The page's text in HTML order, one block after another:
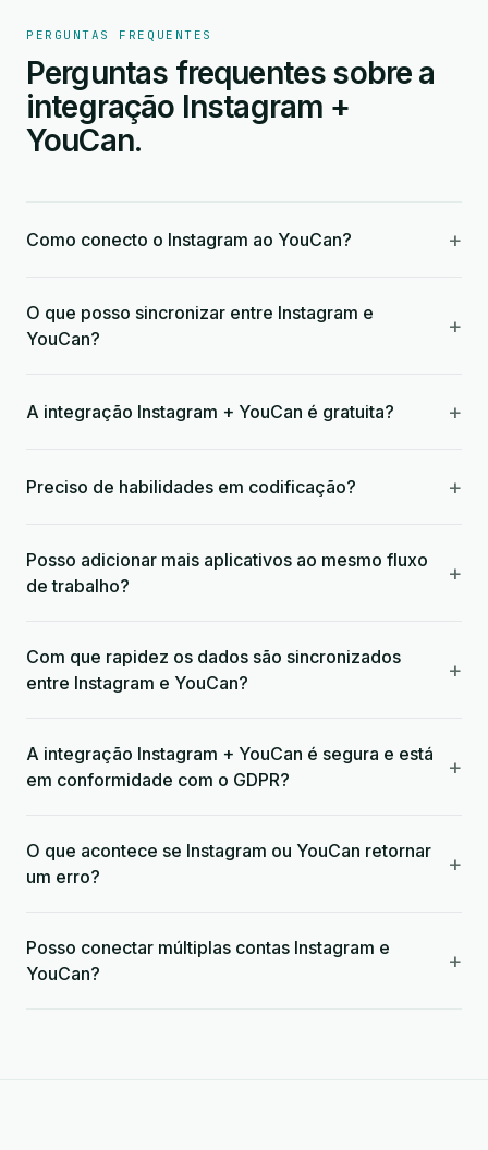
PERGUNTAS FREQUENTES
Perguntas frequentes sobre a
integração Instagram +
YouCan.
Como conecto o Instagram ao YouCan? +
O que posso sincronizar entre Instagram e
YouCan?
+
A integração Instagram + YouCan é gratuita? +
Preciso de habilidades em codificação? +
Posso adicionar mais aplicativos ao mesmo fluxo
de trabalho?
+
Com que rapidez os dados são sincronizados
entre Instagram e YouCan?
+
A integração Instagram + YouCan é segura e está
em conformidade com o GDPR?
+
O que acontece se Instagram ou YouCan retornar
um erro?
+
Posso conectar múltiplas contas Instagram e
YouCan?
+